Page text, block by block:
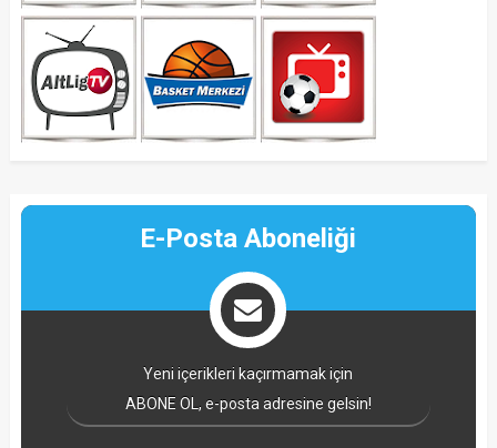
E-Posta Aboneliği
Yeni içerikleri kaçırmamak için
ABONE OL, e-posta adresine gelsin!